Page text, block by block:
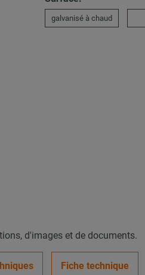
galvanisé à chaud
d'images et de documents.
Fiche technique